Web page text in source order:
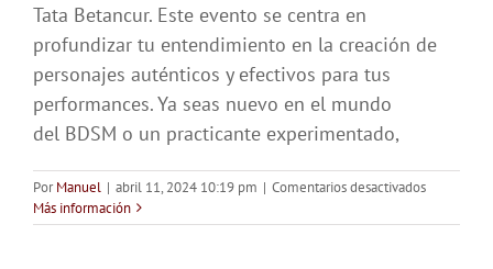
Tata Betancur. Este evento se centra en
profundizar tu entendimiento en la creación de
personajes auténticos y efectivos para tus
performances. Ya seas nuevo en el mundo
del BDSM o un practicante experimentado,
PorManuel | abril 11, 2024 10:19 pm | Comentarios desactivadosen
Betancur:
Más información